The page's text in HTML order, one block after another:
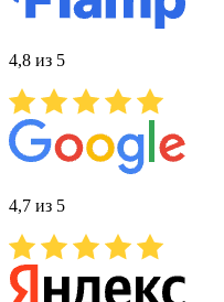
4,8 из 5
4,7 из 5